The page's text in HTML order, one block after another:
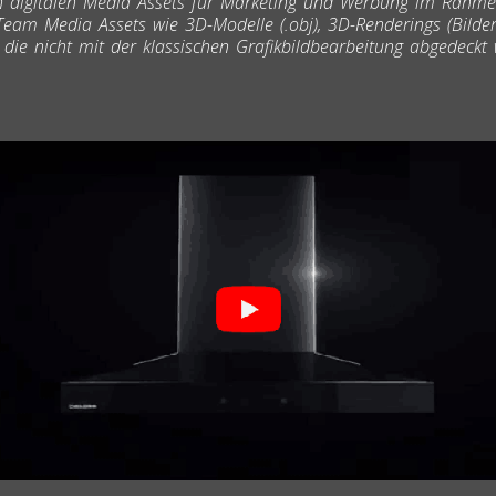
Media Assets wie 3D-Modelle (.obj), 3D-Renderings
nicht mit der klassischen Grafikbildbearbeitung abgedeckt